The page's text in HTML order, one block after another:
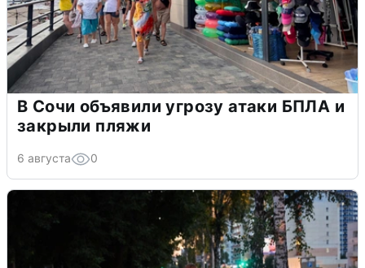
В Сочи объявили угрозу атаки БПЛА и
закрыли пляжи
6 августа 0